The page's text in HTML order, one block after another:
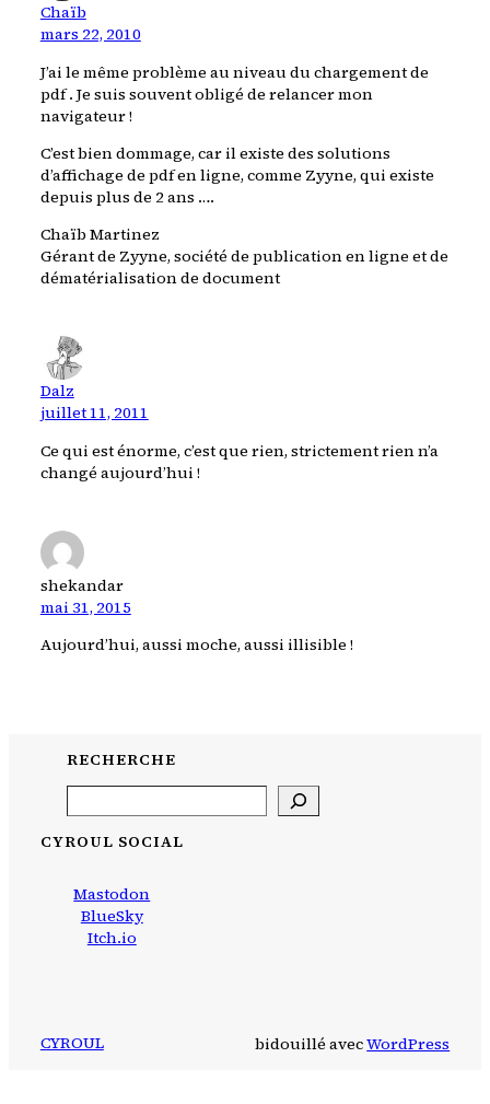
Chaïb
mars 22, 2010
J’ai le même problème au niveau du chargement de
pdf . Je suis souvent obligé de relancer mon
navigateur !
C’est bien dommage, car il existe des solutions
d’affichage de pdf en ligne, comme Zyyne, qui existe
depuis plus de 2 ans ….
Chaïb Martinez
Gérant de Zyyne, société de publication en ligne et de
dématérialisation de document
Dalz
juillet 11, 2011
Ce qui est énorme, c’est que rien, strictement rien n’a
changé aujourd’hui !
shekandar
mai 31, 2015
Aujourd’hui, aussi moche, aussi illisible !
RECHERCHE
CYROUL SOCIAL
Mastodon
BlueSky
Itch.io
CYROUL bidouillé avecWordPress